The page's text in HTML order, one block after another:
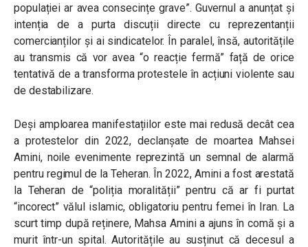
populației ar avea consecințe grave”. Guvernul a anunțat și
intenția de a purta discuții directe cu reprezentanții
comercianților și ai sindicatelor. În paralel, însă, autoritățile
au transmis că vor avea “o reacție fermă” față de orice
tentativă de a transforma protestele în acțiuni violente sau
de destabilizare.
Deși amploarea manifestațiilor este mai redusă decât cea
a protestelor din 2022, declanșate de moartea Mahsei
Amini, noile evenimente reprezintă un semnal de alarmă
pentru regimul de la Teheran. În 2022, Amini a fost arestată
la Teheran de “poliția moralității” pentru că ar fi purtat
“incorect” vălul islamic, obligatoriu pentru femei în Iran. La
scurt timp după reținere, Mahsa Amini a ajuns în comă și a
murit într-un spital. Autoritățile au susținut că decesul a